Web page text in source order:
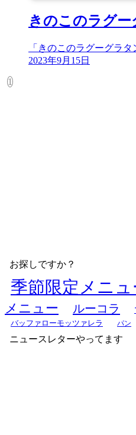
きのこのラグー
「きのこのラグーグラ
2023年9月15日
1
お探しですか？
季節限定メニュ
メニュー
ルーコラ
バッファローモッツァレラ
パン
ニュースレターやってます